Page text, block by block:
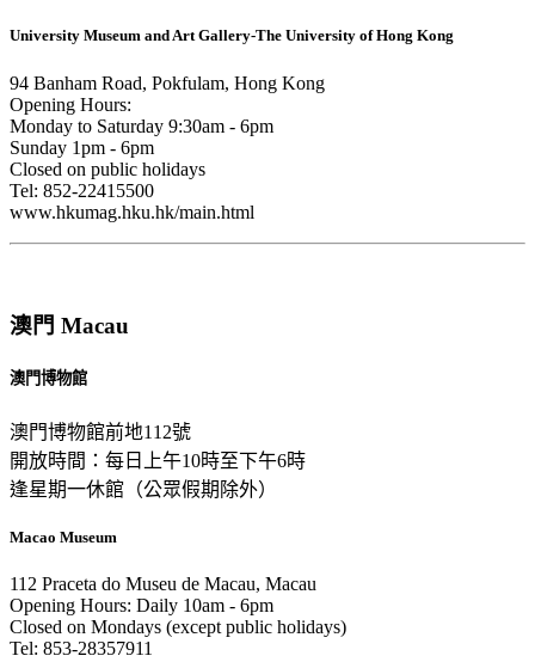
University Museum and Art Gallery-The University of Hong Kong
94 Banham Road, Pokfulam, Hong Kong
Opening Hours:
Monday to Saturday 9:30am - 6pm
Sunday 1pm - 6pm
Closed on public holidays
Tel: 852-22415500
www.hkumag.hku.hk/main.html
澳門 Macau
澳門博物館
澳門博物館前地112號
開放時間：每日上午10時至下午6時
逢星期一休館（公眾假期除外）
Macao Museum
112 Praceta do Museu de Macau, Macau
Opening Hours: Daily 10am - 6pm
Closed on Mondays (except public holidays)
Tel: 853-28357911